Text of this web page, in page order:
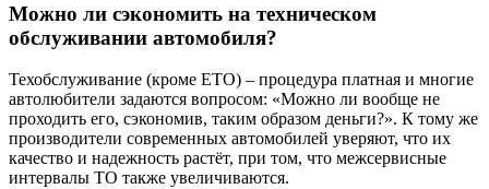
Можно ли сэкономить на техническом
обслуживании автомобиля?
Техобслуживание (кроме ЕТО) – процедура платная и многие
автолюбители задаются вопросом: «Можно ли вообще не
проходить его, сэкономив, таким образом деньги?». К тому же
производители современных автомобилей уверяют, что их
качество и надежность растёт, при том, что межсервисные
интервалы ТО также увеличиваются.